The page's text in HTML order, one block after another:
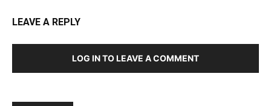
LEAVE A REPLY
LOG IN TO LEAVE A COMMENT